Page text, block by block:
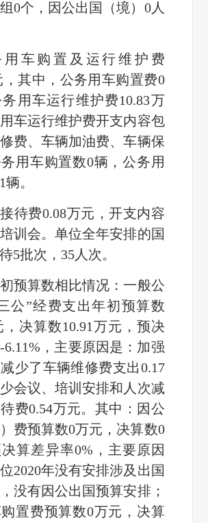
组0个，因公出国（境）0人
用车购置及运行维护费
，其中，公务用车购置费0
用车运行维护费10.83万
车运行维护费开支内容包
费、车辆加油费、车辆保
用车购置数0辆，公务用
。
待费0.08万元，开支内容
训会。单位全年安排的国
5批次，35人次。
预算数相比情况：一般公
公”经费支出年初预算数
，决算数10.91万元，预决
，主要原因是：加强
少了车辆维修费支出0.17
会议、培训安排和人次减
费0.54万元。其中：因公
费预算数0万元，决算数0
算差异率0%，主要原因
2020年没有安排涉及出国
没有因公出国预算安排；
置费预算数0万元，决算